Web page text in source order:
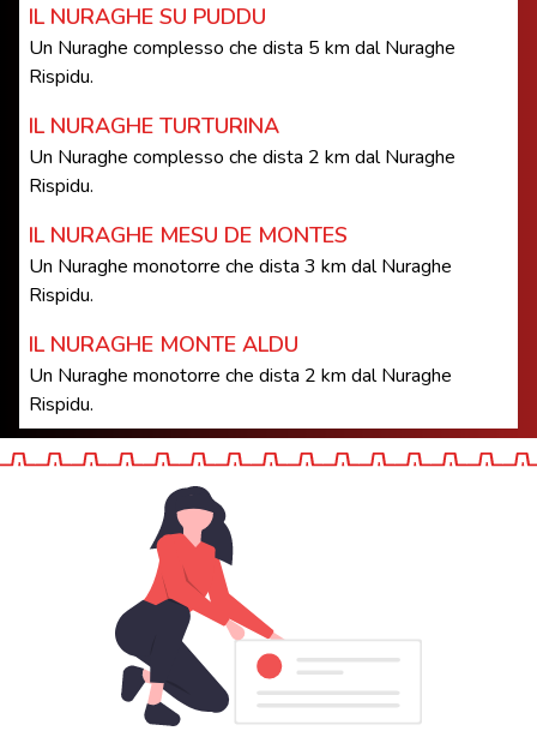
IL NURAGHE SU PUDDU
Un Nuraghe complesso che dista 5 km dal Nuraghe
Rispidu.
IL NURAGHE TURTURINA
Un Nuraghe complesso che dista 2 km dal Nuraghe
Rispidu.
IL NURAGHE MESU DE MONTES
Un Nuraghe monotorre che dista 3 km dal Nuraghe
Rispidu.
IL NURAGHE MONTE ALDU
Un Nuraghe monotorre che dista 2 km dal Nuraghe
Rispidu.